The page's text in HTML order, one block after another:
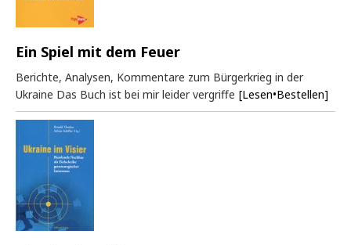
Ein Spiel mit dem Feuer
Berichte, Analysen, Kommentare zum Bürgerkrieg in der
Ukraine Das Buch ist bei mir leider vergriffe [Lesen•Bestellen]